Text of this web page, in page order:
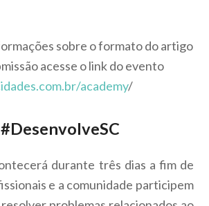
sobre o formato do artigo
acesse o link do evento
academy/
durante três dias a fim de
e a comunidade participem